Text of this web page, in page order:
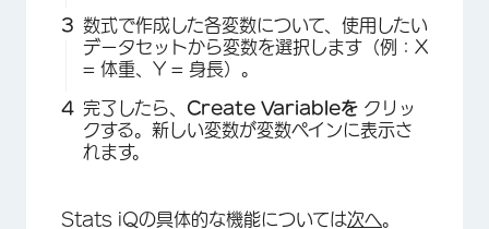
数式で作成した各変数について、使用したい
データセットから変数を選択します（例：X
= 体重、Y = 身長）。
完了したら、 Create Variableを クリッ
クする。新しい変数が変数ペインに表示さ
れます。
Stats iQの具体的な機能については次へ。